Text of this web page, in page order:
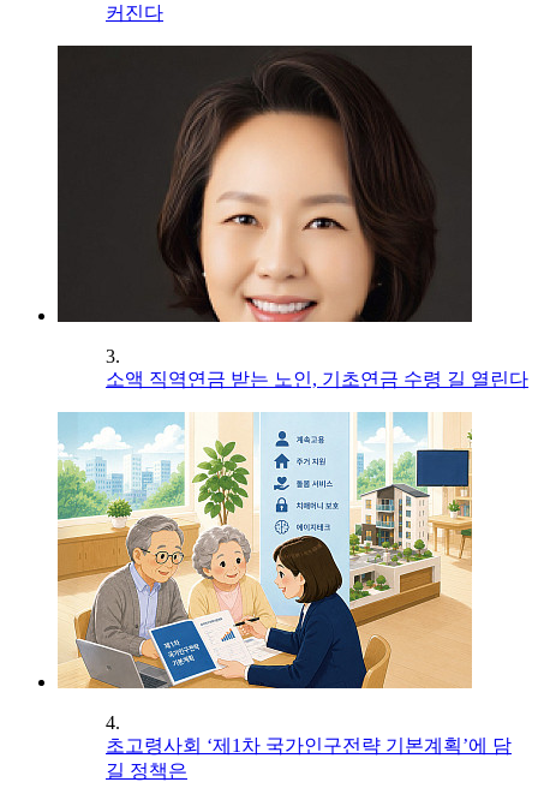
커진다
3.
소액 직역연금 받는 노인, 기초연금 수령 길 열린다
4.
초고령사회 ‘제1차 국가인구전략 기본계획’에 담
길 정책은